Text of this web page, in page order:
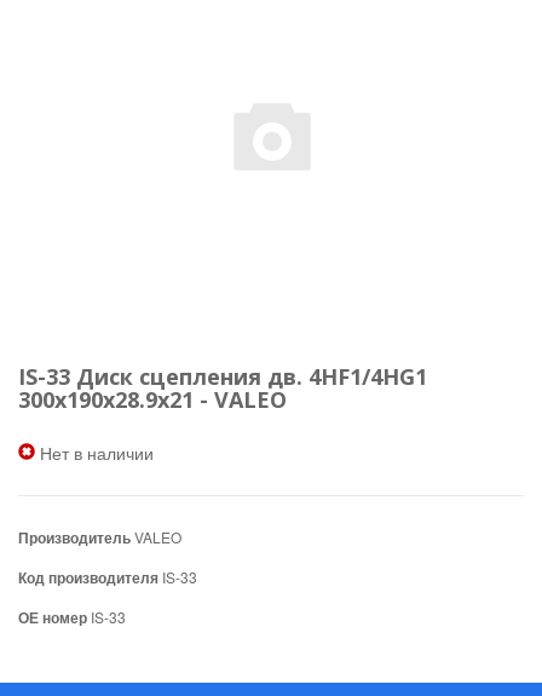
IS-33 Диск сцепления дв. 4HF1/4HG1
300х190х28.9х21 - VALEO
Нет в наличии
ПроизводительVALEO
Код производителя IS-33
ОЕ номер IS-33